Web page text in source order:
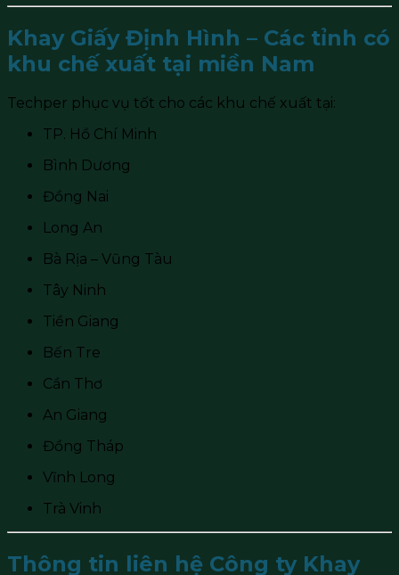
Khay Giấy Định Hình – Các tỉnh có
khu chế xuất tại miền Nam
Techper phục vụ tốt cho các khu chế xuất tại:
TP. Hồ Chí Minh
Bình Dương
Đồng Nai
Long An
Bà Rịa – Vũng Tàu
Tây Ninh
Tiền Giang
Bến Tre
Cần Thơ
An Giang
Đồng Tháp
Vĩnh Long
Trà Vinh
Thông tin liên hệ Công ty Khay